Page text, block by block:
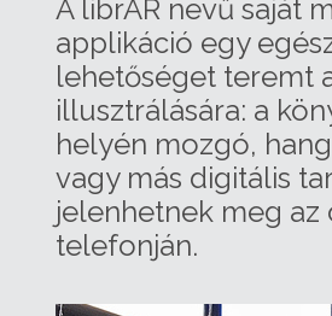
A librAR nevű saját
applikáció egy
lehetőséget teremt
illusztrálására: a
helyén mozgó,
vagy más digitális
jelenhetnek meg az
telefonján.